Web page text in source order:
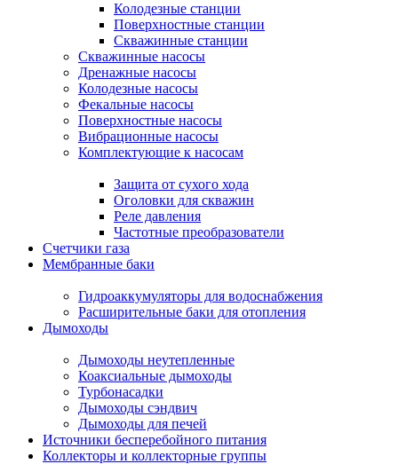
Колодезные станции
Поверхностные станции
Скважинные станции
Скважинные насосы
Дренажные насосы
Колодезные насосы
Фекальные насосы
Поверхностные насосы
Вибрационные насосы
Комплектующие к насосам
Защита от сухого хода
Оголовки для скважин
Реле давления
Частотные преобразователи
Счетчики газа
Мембранные баки
Гидроаккумуляторы для водоснабжения
Расширительные баки для отопления
Дымоходы
Дымоходы неутепленные
Коаксиальные дымоходы
Турбонасадки
Дымоходы сэндвич
Дымоходы для печей
Источники бесперебойного питания
Коллекторы и коллекторные группы